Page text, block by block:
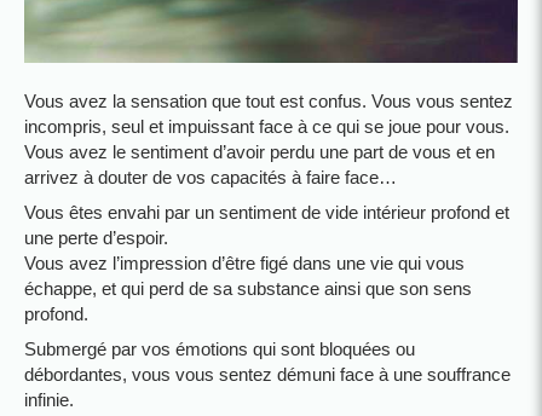
Vous avez la sensation que tout est confus. Vous vous sentez
incompris, seul et impuissant face à ce qui se joue pour vous.
Vous avez le sentiment d’avoir perdu une part de vous et en
arrivez à douter de vos capacités à faire face…
Vous êtes envahi par un sentiment de vide intérieur profond et
une perte d’espoir.
Vous avez l’impression d’être figé dans une vie qui vous
échappe, et qui perd de sa substance ainsi que son sens
profond.
Submergé par vos émotions qui sont bloquées ou
débordantes, vous vous sentez démuni face à une souffrance
infinie.